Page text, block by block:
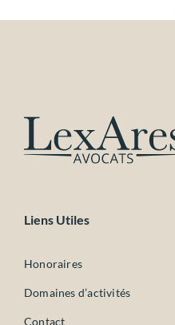
Liens Utiles
Honoraires
Domaines d’activités
Contact